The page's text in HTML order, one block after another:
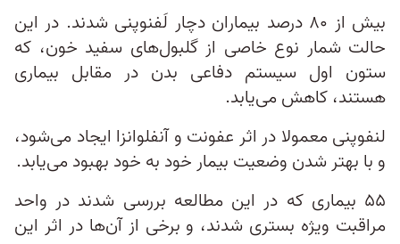
بیش از ۸۰ درصد بیماران دچار لَفنوپنی شدند. در این
حالت شمار نوع خاصی از گلبول‌های سفید خون، که
ستون اول سیستم دفاعی بدن در مقابل بیماری
هستند، کاهش می‌یابد.
لنفوپنی معمولا در اثر عفونت و آنفلوانزا ایجاد می‌شود،
و با بهتر شدن وضعیت بیمار خود به خود بهبود می‌یابد.
۵۵ بیماری که در این مطالعه بررسی شدند در واحد
مراقبت ویژه بستری شدند، و برخی از آن‌ها در اثر این